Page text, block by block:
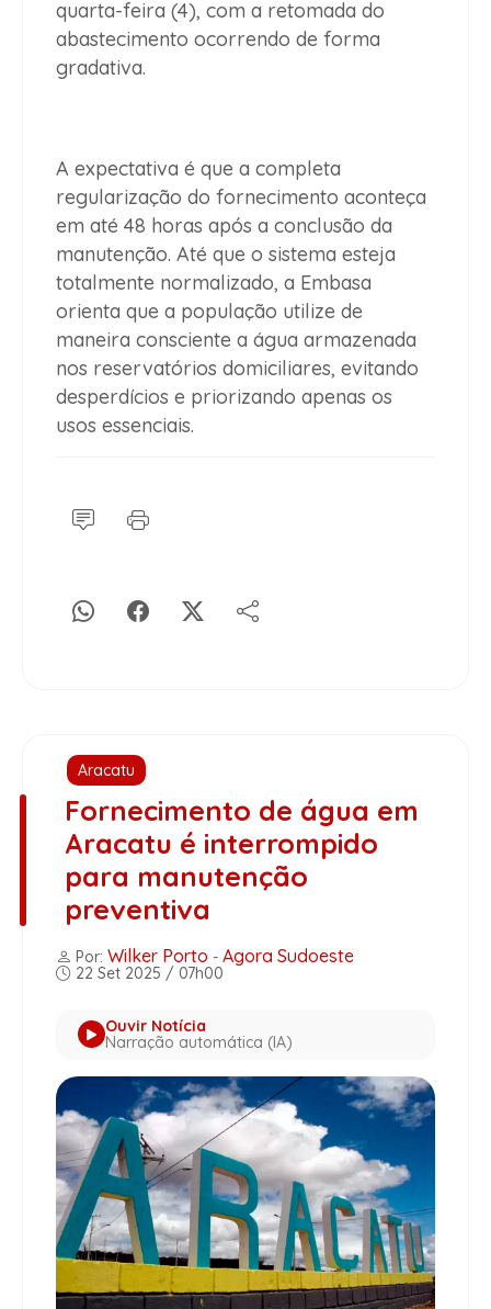
quarta-feira (4), com a retomada do
abastecimento ocorrendo de forma
gradativa.
A expectativa é que a completa
regularização do fornecimento aconteça
em até 48 horas após a conclusão da
manutenção. Até que o sistema esteja
totalmente normalizado, a Embasa
orienta que a população utilize de
maneira consciente a água armazenada
nos reservatórios domiciliares, evitando
desperdícios e priorizando apenas os
usos essenciais.
Aracatu
Fornecimento de água em
Aracatu é interrompido
para manutenção
preventiva
Por: Wilker Porto - Agora Sudoeste
22 Set 2025 / 07h00
Ouvir Notícia
Narração automática (IA)